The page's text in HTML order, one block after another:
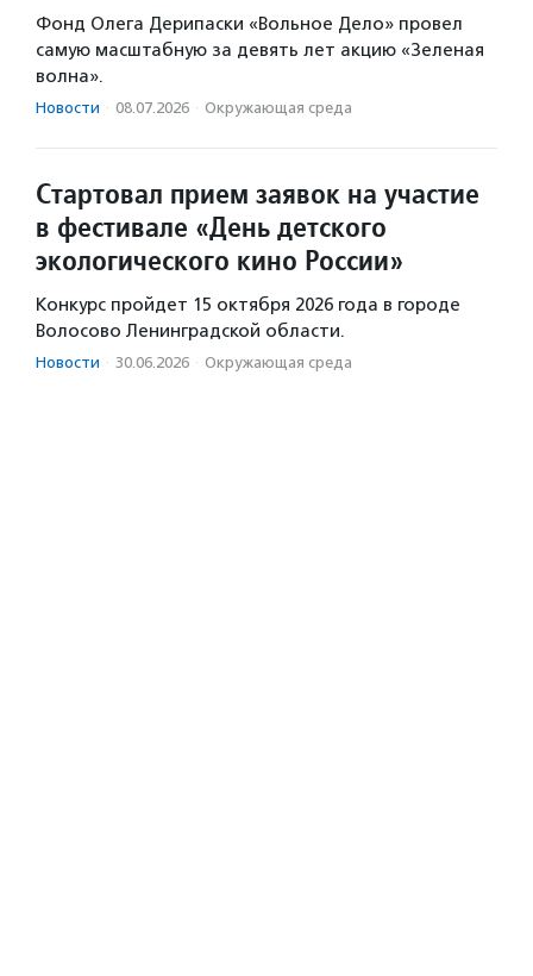
Фонд Олега Дерипаски «Вольное Дело» провел
самую масштабную за девять лет акцию «Зеленая
волна».
Новости · 08.07.2026 · Окружающая среда
Стартовал прием заявок на участие
в фестивале «День детского
экологического кино России»
Конкурс пройдет 15 октября 2026 года в городе
Волосово Ленинградской области.
Новости · 30.06.2026 · Окружающая среда